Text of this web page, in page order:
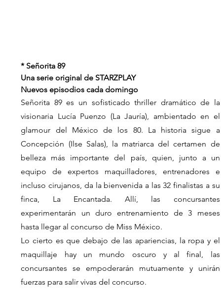
* Señorita 89
Una serie original de STARZPLAY
Nuevos episodios cada domingo
Señorita 89 es un sofisticado thriller dramático de la
visionaria Lucía Puenzo (La Jauría), ambientado en el
glamour del México de los 80. La historia sigue a
Concepción (Ilse Salas), la matriarca del certamen de
belleza más importante del país, quien, junto a un
equipo de expertos maquilladores, entrenadores e
incluso cirujanos, da la bienvenida a las 32 finalistas a su
finca, La Encantada. Allí, las concursantes
experimentarán un duro entrenamiento de 3 meses
hasta llegar al concurso de Miss México.
Lo cierto es que debajo de las apariencias, la ropa y el
maquillaje hay un mundo oscuro y al final, las
concursantes se empoderarán mutuamente y unirán
fuerzas para salir vivas del concurso.